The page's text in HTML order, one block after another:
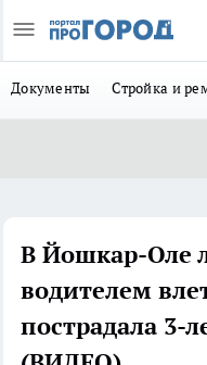
Документы Стройка и
В Йошкар-Оле
водителем
пострадала 3-